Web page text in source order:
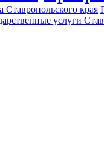
Ставропольского края
услуги